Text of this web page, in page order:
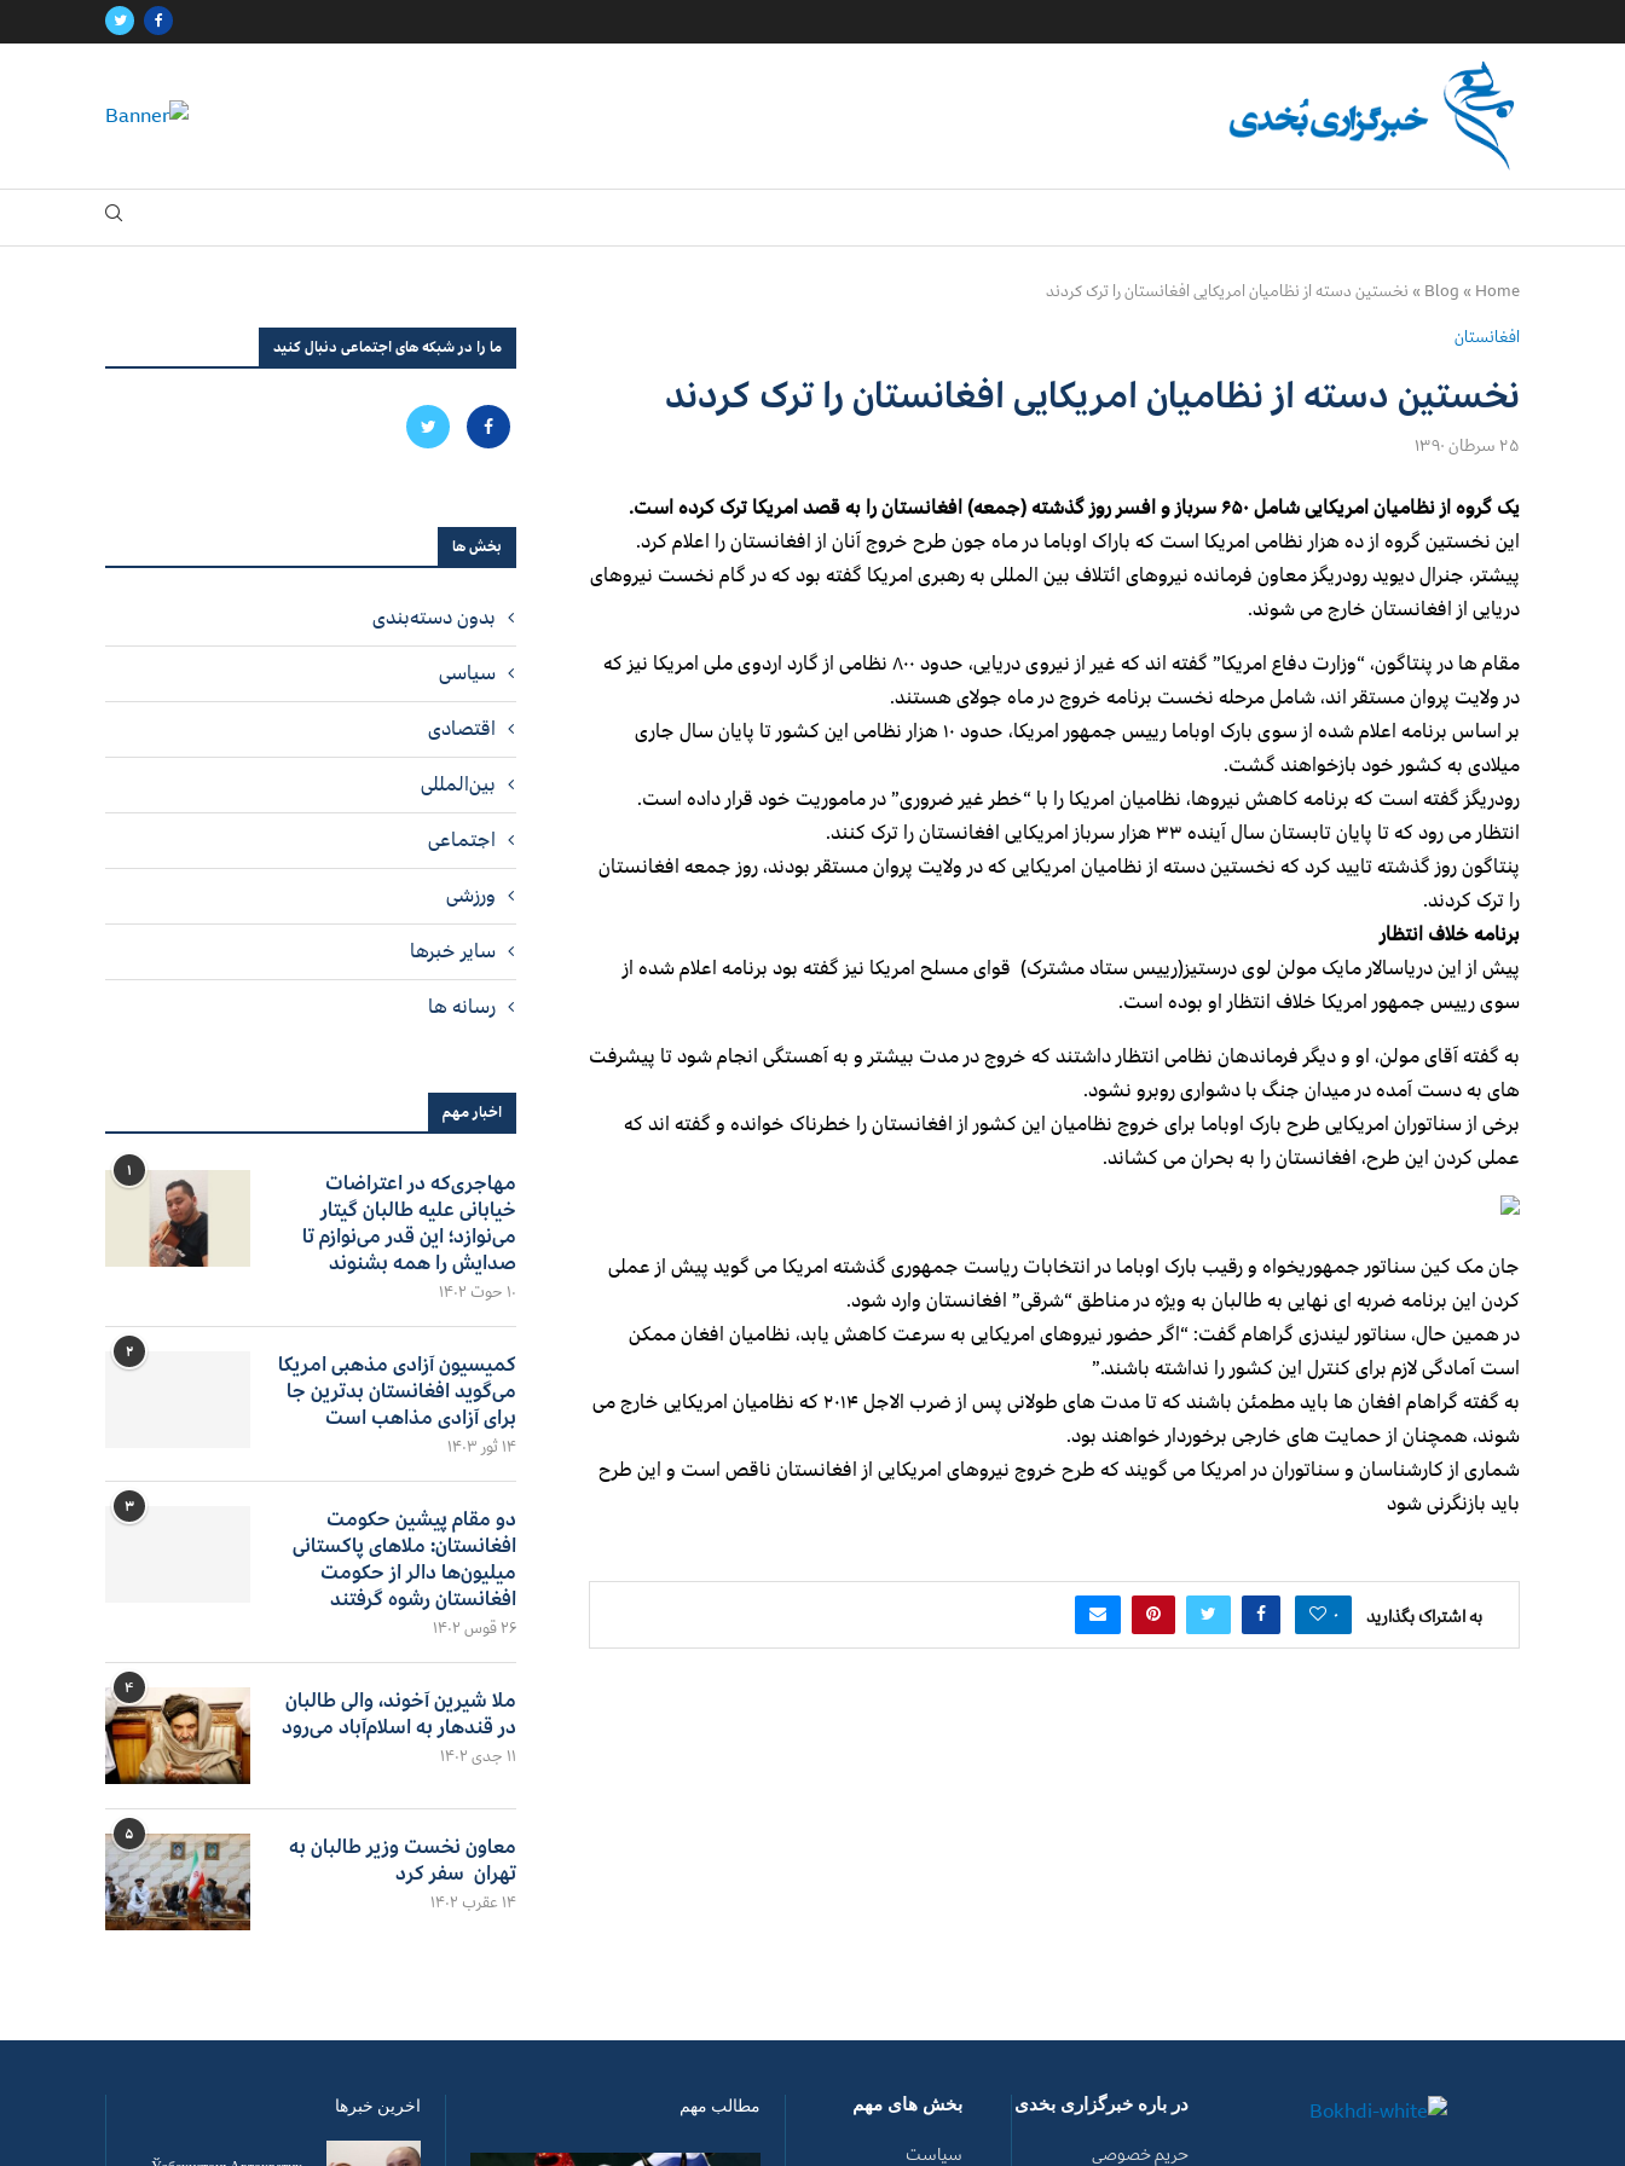
Home
»
Blog
» نخستین دسته از نظامیان امریکایی افغانستان را ترک کردند
افغانستان
نخستین دسته از نظامیان امریکایی افغانستان را ترک کردند
۲۵ سرطان ۱۳۹۰
یک گروه از نظامیان امریکایی شامل ۶۵۰ سرباز و افسر روز گذشته (جمعه) افغانستان را به قصد امریکا ترک کرده است.
این نخستین گروه از ده هزار نظامی امریکا است که باراک اوباما در ماه جون طرح خروج آنان از افغانستان را اعلام کرد.
پیشتر، جنرال دیوید رودریگز معاون فرمانده نیروهای ائتلاف بین المللی به رهبری امریکا گفته بود که در گام نخست نیروهای
دریایی از افغانستان خارج می شوند.
مقام ها در پنتاگون، “وزارت دفاع امریکا” گفته اند که غیر از نیروی دریایی، حدود ۸۰۰ نظامی از گارد اردوی ملی امریکا نیز که
در ولایت پروان مستقر اند، شامل مرحله نخست برنامه خروج در ماه جولای هستند.
بر اساس برنامه اعلام شده از سوی بارک اوباما رییس جمهور امریکا، حدود ۱۰ هزار نظامی این کشور تا پایان سال جاری
میلادی به کشور خود بازخواهند گشت.
رودریگز گفته است که برنامه کاهش نیروها،‌ نظامیان امریکا را با “خطر غیر ضروری” در ماموریت خود قرار داده است.
انتظار می رود که تا پایان تابستان سال آینده ۳۳ هزار سرباز امریکایی افغانستان را ترک کنند.
پنتاگون روز گذشته تایید کرد که نخستین دسته از نظامیان امریکایی که در ولایت پروان مستقر بودند، روز جمعه افغانستان
را ترک کردند.
برنامه خلاف انتظار
پیش از این دریاسالار مایک مولن لوی درستیز(رییس ستاد مشترک) قوای مسلح امریکا نیز گفته بود برنامه اعلام شده از
سوی رییس جمهور امریکا خلاف انتظار او بوده است.
به گفته آقای مولن، او و دیگر فرماندهان نظامی انتظار داشتند که خروج در مدت بیشتر و به آهستگی انجام شود تا پیشرفت
های به دست آمده در میدان جنگ با دشواری روبرو نشود.
برخی از سناتوران امریکایی طرح بارک اوباما برای خروج نظامیان این کشور از افغانستان را خطرناک خوانده و گفته اند که
عملی کردن این طرح، افغانستان را به بحران می کشاند.
جان مک کین سناتور جمهوریخواه و رقیب بارک اوباما در انتخابات ریاست جمهوری گذشته امریکا می گوید پیش از عملی
کردن این برنامه ضربه ای نهایی به طالبان به ویژه در مناطق “شرقی” افغانستان وارد شود.
در همین حال، سناتور لیندزی گراهام گفت: “اگر حضور نیروهای امریکایی به سرعت کاهش یابد، نظامیان افغان ممکن
است آمادگی لازم برای کنترل این کشور را نداشته باشند.”
به گفته گراهام افغان ها باید مطمئن باشند که تا مدت های طولانی پس از ضرب الاجل ۲۰۱۴ که نظامیان امریکایی خارج می
شوند، همچنان از حمایت های خارجی برخوردار خواهند بود.
شماری از کارشناسان و سناتوران در امریکا می گویند که طرح خروج نیروهای امریکایی از افغانستان ناقص است و این طرح
باید بازنگرنی شود
به اشتراک بگذارید ۰
ما را در شبکه های اجتماعی دنبال کنید
بخش ها
بدون دسته‌بندی
سیاسی
اقتصادی
بین‌المللی
اجتماعی
ورزشی
سایر خبرها
رسانه ها
اخبار مهم
۱
مهاجری‌که در اعتراضات
خیابانی علیه طالبان گیتار
می‌نوازد؛ این قدر می‌نوازم تا
صدایش را همه بشنوند
۱۰ حوت ۱۴۰۲
۲
کمیسیون آزادی مذهبی امریکا
می‌گوید افغانستان بدترین جا
برای آزادی مذاهب است
۱۴ ثور ۱۴۰۳
۳
دو مقام پیشین حکومت
افغانستان: ملاهای پاکستانی
میلیون‌ها دالر از حکومت
افغانستان رشوه گرفتند
۲۶ قوس ۱۴۰۲
۴
ملا شیرین آخوند، والی طالبان
در قندهار به اسلام‌آباد می‌رود
۱۱ جدی ۱۴۰۲
۵
معاون نخست وزیر طالبان به
تهران سفر کرد
۱۴ عقرب ۱۴۰۲
در باره خبرگزاری بخدی
حریم خصوصی
بخش های مهم
سیاست
مطالب مهم اخرین خبرها